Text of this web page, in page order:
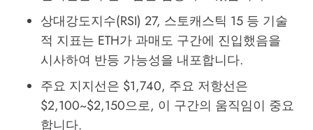
상대강도지수(RSI) 27, 스토캐스틱 15 등 기술
적 지표는 ETH가 과매도 구간에 진입했음을
시사하여 반등 가능성을 내포합니다.
주요 지지선은 $1,740, 주요 저항선은
$2,100~$2,150으로, 이 구간의 움직임이 중요
합니다.